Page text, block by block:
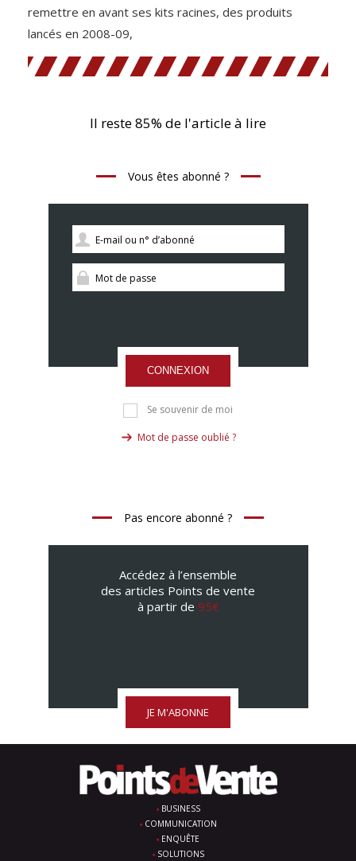
remettre en avant ses kits racines, des produits
lancés en 2008-09,
Il reste 85% de l'article à lire
Vous êtes abonné ?
CONNEXION
Se souvenir de moi
Mot de passe oublié ?
Pas encore abonné ?
Accédez à l’ensemble
des articles Points de vente
à partir de 95€
JE M'ABONNE
BUSINESS
COMMUNICATION
ENQUÊTE
SOLUTIONS